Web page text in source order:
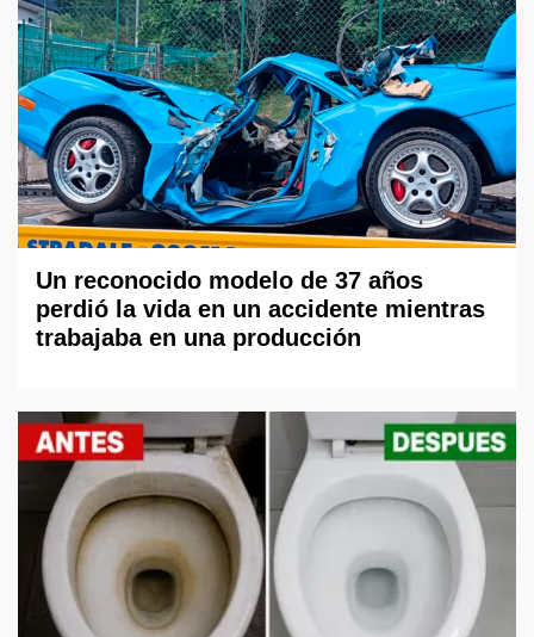
Un reconocido modelo de 37 años
perdió la vida en un accidente mientras
trabajaba en una producción